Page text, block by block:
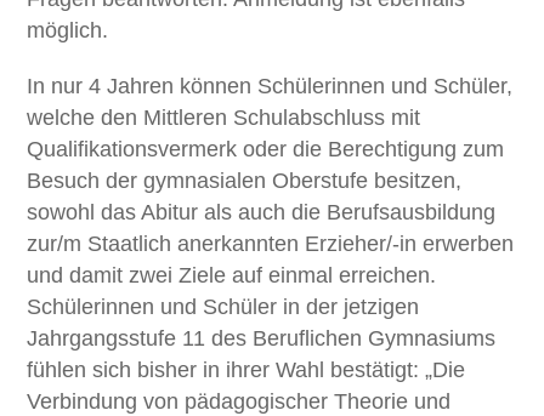
möglich.
In nur 4 Jahren können Schülerinnen und Schüler,
welche den Mittleren Schulabschluss mit
Qualifikationsvermerk oder die Berechtigung zum
Besuch der gymnasialen Oberstufe besitzen,
sowohl das Abitur als auch die Berufsausbildung
zur/m Staatlich anerkannten Erzieher/-in erwerben
und damit zwei Ziele auf einmal erreichen.
Schülerinnen und Schüler in der jetzigen
Jahrgangsstufe 11 des Beruflichen Gymnasiums
fühlen sich bisher in ihrer Wahl bestätigt: „Die
Verbindung von pädagogischer Theorie und